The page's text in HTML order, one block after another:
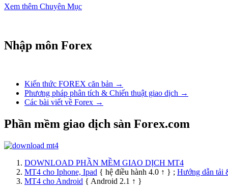
Xem thêm Chuyên Mục
Nhập môn Forex
Kiến thức FOREX căn bản →
Phương pháp phân tích & Chiến thuật giao dịch →
Các bài viết về Forex →
Phần mềm giao dịch sàn Forex.com
DOWNLOAD PHẦN MỀM GIAO DỊCH MT4
MT4 cho Iphone, Ipad { hệ điều hành 4.0 ↑ } ; Hướng dẫn tải
MT4 cho Android { Android 2.1 ↑ }